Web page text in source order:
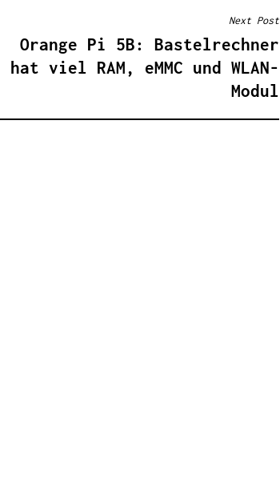
Next Post
Orange Pi 5B: Bastelrechner
hat viel RAM, eMMC und WLAN-
Modul